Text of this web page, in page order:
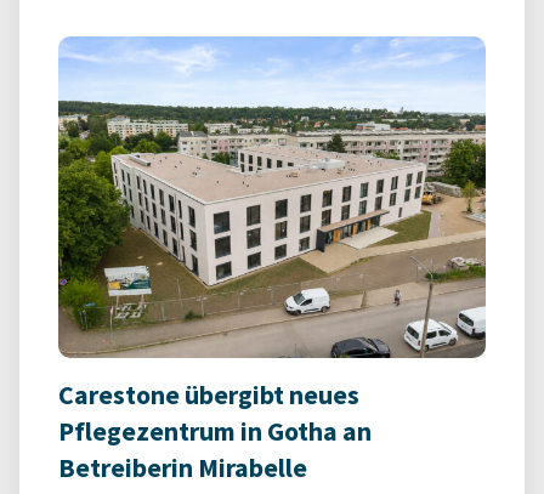
Carestone übergibt neues
Pflegezentrum in Gotha an
Betreiberin Mirabelle